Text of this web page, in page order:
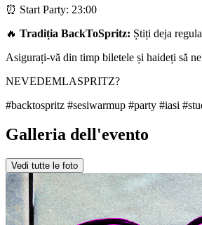
⏰ Start Party: 23:00
🔥 Tradiția BackToSpritz: Știți deja
Asigurați-vă din timp biletele și haideți să
NEVEDEMLASPRITZ?
#backtospritz #sesiwarmup #party #iasi
Galleria dell'evento
Vedi tutte le foto